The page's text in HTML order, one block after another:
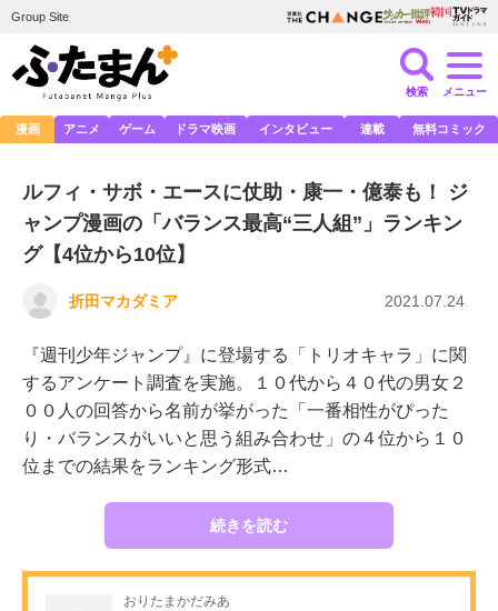
Group Site
検索 メニュー
漫画 アニメ ゲーム ドラマ映画 インタビュー 連載 無料コミック
ルフィ・サボ・エースに仗助・康一・億泰も！ ジ
ャンプ漫画の「バランス最高“三人組”」ランキン
グ【4位から10位】
折田マカダミア 2021.07.24
『週刊少年ジャンプ』に登場する「トリオキャラ」に関
するアンケート調査を実施。１０代から４０代の男女２
００人の回答から名前が挙がった「一番相性がぴった
り・バランスがいいと思う組み合わせ」の４位から１０
位までの結果をランキング形式…
続きを読む
おりたまかだみあ